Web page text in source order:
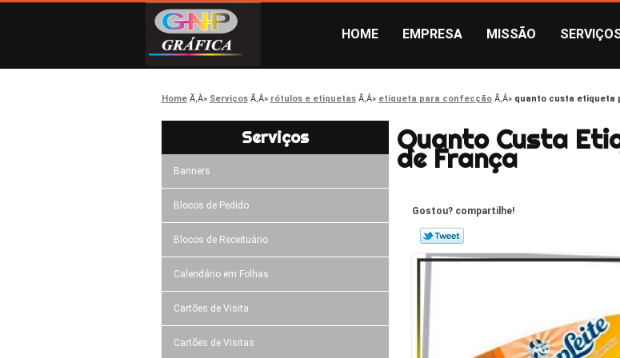
HOME EMPRESA MISSÃO
Home Serviços rótulos e etiquetas etiqueta para confecção quanto custa etiqueta
Serviços
Banners
Blocos de Pedido
Blocos de Receituário
Calendário em Folhas
Cartões de Visita
Cartões de Visitas
Quanto Custa
de França
Gostou? compartilhe!